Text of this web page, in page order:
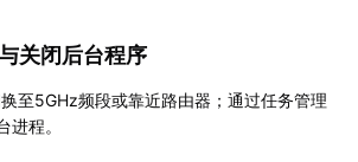
关闭后台程序
至5GHz频段或靠近路由器；通过任务管理
进程。